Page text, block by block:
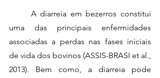
uma das principais enfermidades
associadas a perdas nas fases iniciais
de vida dos bovinos (ASSIS-BRASI et al.,
2013). Bem como, a diarreia pode